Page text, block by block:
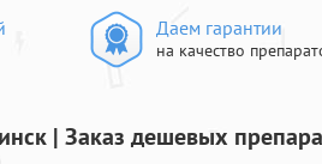
Даем гарантии
на качество
| Заказ дешевых